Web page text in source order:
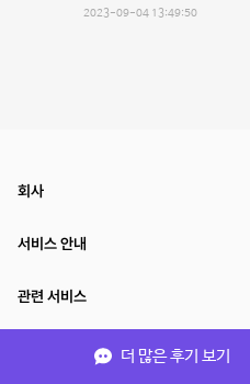
2023-09-04 13:49:50
더 많은 후기 보기
회사
서비스 안내
관련 서비스